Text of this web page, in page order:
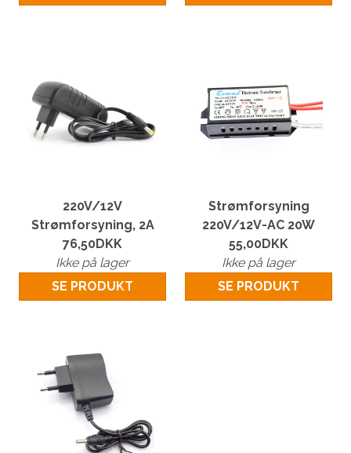
220V/12V
Strømforsyning, 2A
76,50DKK
Ikke på lager
SE PRODUKT
Strømforsyning
220V/12V-AC 20W
55,00DKK
Ikke på lager
SE PRODUKT